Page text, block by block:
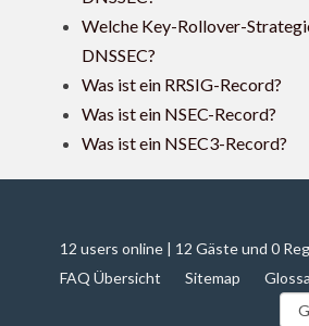
Welche Key-Rollover-
DNSSEC?
Was ist ein RRSIG-Record?
Was ist ein NSEC-Record?
Was ist ein NSEC3-Record?
12 users online | 12 Gäste und 0
FAQ Übersicht
Sitemap